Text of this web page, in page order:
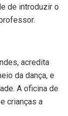
de introduzir o
acredita
da dança, e
A oficina de
crianças a